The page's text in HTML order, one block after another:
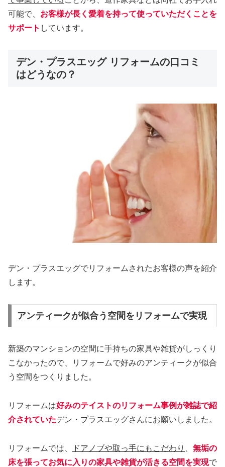
可能で、 お客様が長く愛着を持って使っていただくことを
サポート しています。
デン・プラスエッグ リフォームの口コミ
はどうなの？
デン・プラスエッグでリフォームされたお客様の声を紹介
します。
アンティークが似合う空間をリフォームで実現
新築のマンションの空間に手持ちの家具や雑貨がしっくり
こなかったので、リフォームで好みのアンティークが似合
う空間をつくりました。
リフォームは好みのテイストのリフォーム事例が雑誌で紹
介されていたデン・プラスエッグさんにお願いしました。
リフォームでは、 ドアノブや取っ手にもこだわり
無垢の
床を張ってお気に入りの家具や雑貨が活きる空間を実現で